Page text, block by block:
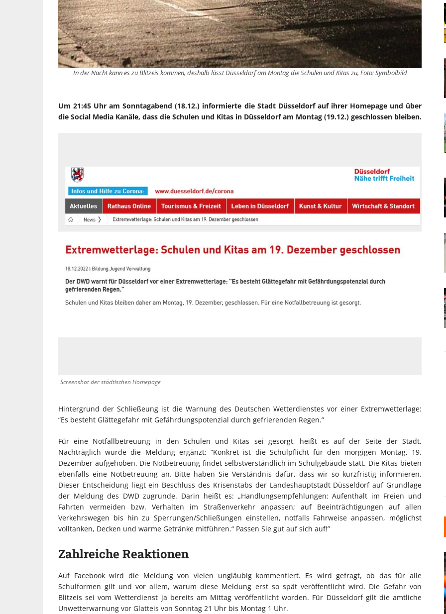
In der Nacht kann es zu Blitzeis kommen, deshalb lässt Düsseldorf am Montag die Schulen und Kitas zu, Foto: Symbolbild
Um 21:45 Uhr am Sonntagabend (18.12.) informierte die Stadt Düsseldorf auf ihrer Homepage und über
die Social Media Kanäle, dass die Schulen und Kitas in Düsseldorf am Montag (19.12.) geschlossen bleiben.
Screenshot der städtischen Homepage
Hintergrund der Schließeung ist die Warnung des Deutschen Wetterdienstes vor einer Extremwetterlage:
“Es besteht Glättegefahr mit Gefährdungspotenzial durch gefrierenden Regen.”
Für eine Notfallbetreuung in den Schulen und Kitas sei gesorgt, heißt es auf der Seite der Stadt.
Nachträglich wurde die Meldung ergänzt: “Konkret ist die Schulpflicht für den morgigen Montag, 19.
Dezember aufgehoben. Die Notbetreuung findet selbstverständlich im Schulgebäude statt. Die Kitas bieten
ebenfalls eine Notbetreuung an. Bitte haben Sie Verständnis dafür, dass wir so kurzfristig informieren.
Dieser Entscheidung liegt ein Beschluss des Krisenstabs der Landeshauptstadt Düsseldorf auf Grundlage
der Meldung des DWD zugrunde. Darin heißt es: „Handlungsempfehlungen: Aufenthalt im Freien und
Fahrten vermeiden bzw. Verhalten im Straßenverkehr anpassen; auf Beeinträchtigungen auf allen
Verkehrswegen bis hin zu Sperrungen/Schließungen einstellen, notfalls Fahrweise anpassen, möglichst
volltanken, Decken und warme Getränke mitführen.“ Passen Sie gut auf sich auf!”
Zahlreiche Reaktionen
Auf Facebook wird die Meldung von vielen ungläubig kommentiert. Es wird gefragt, ob das für alle
Schulformen gilt und vor allem, warum diese Meldung erst so spät veröffentlicht wird. Die Gefahr von
Blitzeis sei vom Wetterdienst ja bereits am Mittag veröffentlicht worden. Für Düsseldorf gilt die amtliche
Unwetterwarnung vor Glatteis von Sonntag 21 Uhr bis Montag 1 Uhr.